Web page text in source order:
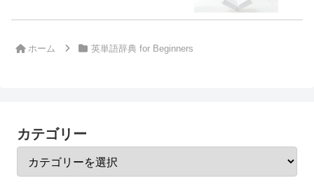
ホーム 英単語辞典 for Beginners
カテゴリー